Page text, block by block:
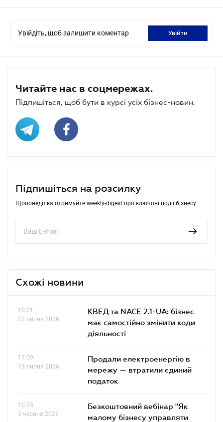
Увійдіть, щоб залишити коментар увійти
Читайте нас в соцмережах.
Підпишіться, щоб бути в курсі усіх бізнес-новин.
Підпишіться на розсилку
Щопонеділка отримуйте weekly-digest про ключові події бізнесу
Схожі новини
10.01
22 липня 2026
КВЕД та NACE 2.1-UA: бізнес
має самостійно змінити коди
діяльності
17.09
13 липня 2026
Продали електроенергію в
мережу — втратили єдиний
податок
10.55
3 червня 2026
Безкоштовний вебінар "Як
малому бізнесу управляти